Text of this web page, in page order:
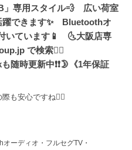
」専用スタイル💨 広い荷室
躍できます✨ Bluetoothオ
いています📱 🌜大阪店専
で検索🕵️‍♂️
時更新中❗❗🌛《1年保証
も安心ですね😮‍💨
ーディオ・フルセグTV・